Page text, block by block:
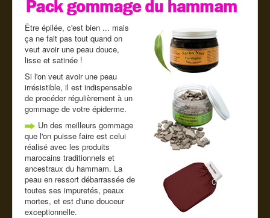
Savon d'Alep
Produits beauté
Compléments alimentaires
Cde tel
Guide conseil
Être épilée, c'est bien ... mais
ça ne fait pas tout quand on
veut avoir une peau douce,
lisse et satinée !
Si l'on veut avoir une peau
irrésistible, il est indispensable
de procéder régulièrement à un
gommage de votre épiderme.
Un des meilleurs gommage
que l'on puisse faire est celui
réalisé avec les produits
marocains traditionnels et
ancestraux du hammam. La
peau en ressort débarrassée de
toutes ses impuretés, peaux
mortes, et est d'une douceur
exceptionnelle.